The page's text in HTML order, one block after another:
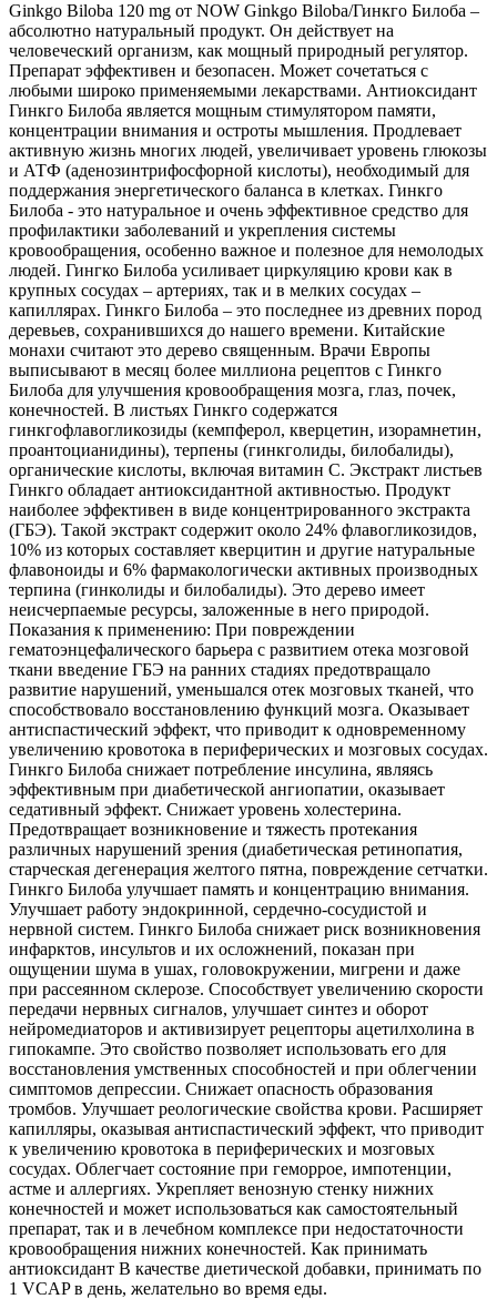
Ginkgo Biloba 120 mg от NOW Ginkgo Biloba/Гинкго Билоба –
абсолютно натуральный продукт. Он действует на
человеческий организм, как мощный природный регулятор.
Препарат эффективен и безопасен. Может сочетаться с
любыми широко применяемыми лекарствами. Антиоксидант
Гинкго Билоба является мощным стимулятором памяти,
концентрации внимания и остроты мышления. Продлевает
активную жизнь многих людей, увеличивает уровень глюкозы
и АТФ (аденозинтрифосфорной кислоты), необходимый для
поддержания энергетического баланса в клетках. Гинкго
Билоба - это натуральное и очень эффективное средство для
профилактики заболеваний и укрепления системы
кровообращения, особенно важное и полезное для немолодых
людей. Гингко Билоба усиливает циркуляцию крови как в
крупных сосудах – артериях, так и в мелких сосудах –
капиллярах. Гинкго Билоба – это последнее из древних пород
деревьев, сохранившихся до нашего времени. Китайские
монахи считают это дерево священным. Врачи Европы
выписывают в месяц более миллиона рецептов с Гинкго
Билоба для улучшения кровообращения мозга, глаз, почек,
конечностей. В листьях Гинкго содержатся
гинкгофлавогликозиды (кемпферол, кверцетин, изорамнетин,
проантоцианидины), терпены (гинкголиды, билобалиды),
органические кислоты, включая витамин С. Экстракт листьев
Гинкго обладает антиоксидантной активностью. Продукт
наиболее эффективен в виде концентрированного экстракта
(ГБЭ). Такой экстракт содержит около 24% флавогликозидов,
10% из которых составляет кверцитин и другие натуральные
флавоноиды и 6% фармакологически активных производных
терпина (гинколиды и билобалиды). Это дерево имеет
неисчерпаемые ресурсы, заложенные в него природой.
Показания к применению: При повреждении
гематоэнцефалического барьера с развитием отека мозговой
ткани введение ГБЭ на ранних стадиях предотвращало
развитие нарушений, уменьшался отек мозговых тканей, что
способствовало восстановлению функций мозга. Оказывает
антиспастический эффект, что приводит к одновременному
увеличению кровотока в периферических и мозговых сосудах.
Гинкго Билоба снижает потребление инсулина, являясь
эффективным при диабетической ангиопатии, оказывает
седативный эффект. Снижает уровень холестерина.
Предотвращает возникновение и тяжесть протекания
различных нарушений зрения (диабетическая ретинопатия,
старческая дегенерация желтого пятна, повреждение сетчатки.
Гинкго Билоба улучшает память и концентрацию внимания.
Улучшает работу эндокринной, сердечно-сосудистой и
нервной систем. Гинкго Билоба снижает риск возникновения
инфарктов, инсультов и их осложнений, показан при
ощущении шума в ушах, головокружении, мигрени и даже
при рассеянном склерозе. Способствует увеличению скорости
передачи нервных сигналов, улучшает синтез и оборот
нейромедиаторов и активизирует рецепторы ацетилхолина в
гипокампе. Это свойство позволяет использовать его для
восстановления умственных способностей и при облегчении
симптомов депрессии. Снижает опасность образования
тромбов. Улучшает реологические свойства крови. Расширяет
капилляры, оказывая антиспастический эффект, что приводит
к увеличению кровотока в периферических и мозговых
сосудах. Облегчает состояние при геморрое, импотенции,
астме и аллергиях. Укрепляет венозную стенку нижних
конечностей и может использоваться как самостоятельный
препарат, так и в лечебном комплексе при недостаточности
кровообращения нижних конечностей. Как принимать
антиоксидант В качестве диетической добавки, принимать по
1 VCAP в день, желательно во время еды.